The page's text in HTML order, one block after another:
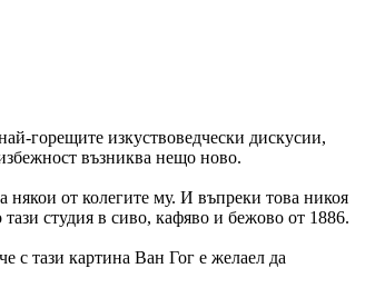
горещите изкуствоведчески дискусии,
възниква нещо ново.
някои от колегите му. И въпреки това никоя
студия в сиво, кафяво и бежово от 1886.
с тази картина Ван Гог е желаел да